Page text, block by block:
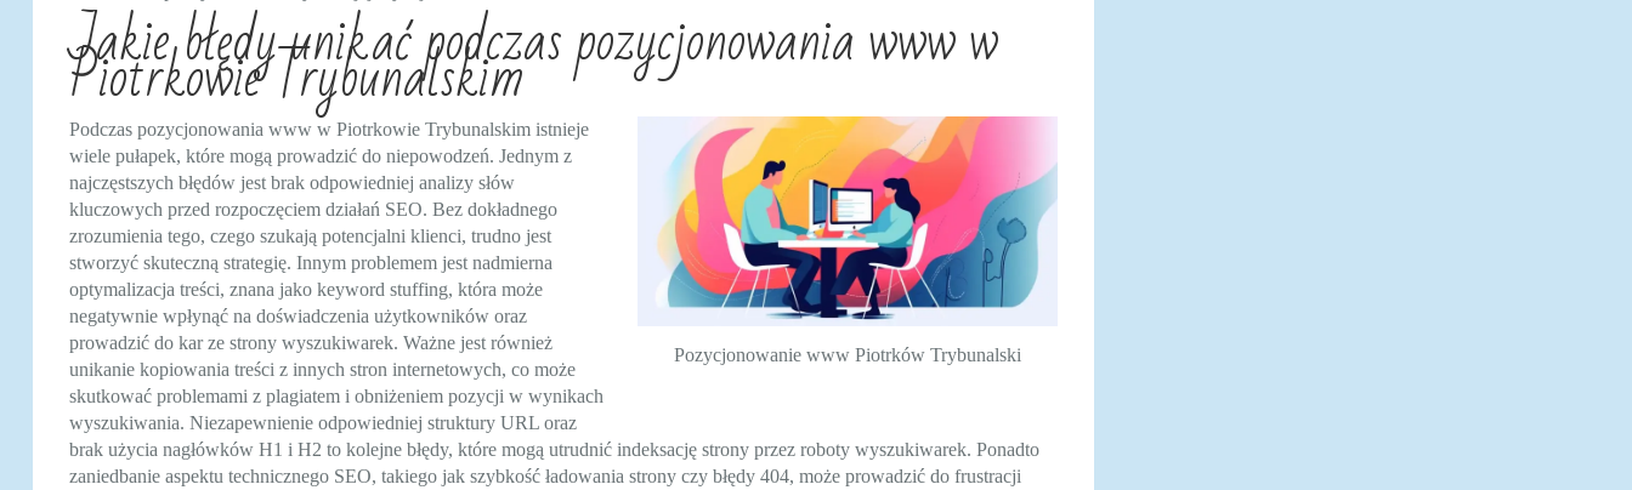
Jakie błędy unikać podczas pozycjonowania www w
Piotrkowie Trybunalskim
Pozycjonowanie www Piotrków Trybunalski
Podczas pozycjonowania www w Piotrkowie Trybunalskim istnieje
wiele pułapek, które mogą prowadzić do niepowodzeń. Jednym z
najczęstszych błędów jest brak odpowiedniej analizy słów
kluczowych przed rozpoczęciem działań SEO. Bez dokładnego
zrozumienia tego, czego szukają potencjalni klienci, trudno jest
stworzyć skuteczną strategię. Innym problemem jest nadmierna
optymalizacja treści, znana jako keyword stuffing, która może
negatywnie wpłynąć na doświadczenia użytkowników oraz
prowadzić do kar ze strony wyszukiwarek. Ważne jest również
unikanie kopiowania treści z innych stron internetowych, co może
skutkować problemami z plagiatem i obniżeniem pozycji w wynikach
wyszukiwania. Niezapewnienie odpowiedniej struktury URL oraz
brak użycia nagłówków H1 i H2 to kolejne błędy, które mogą utrudnić indeksację strony przez roboty wyszukiwarek. Ponadto
zaniedbanie aspektu technicznego SEO, takiego jak szybkość ładowania strony czy błędy 404, może prowadzić do frustracji